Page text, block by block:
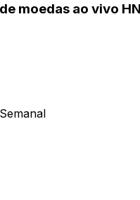
moedas ao vivo
Semanal